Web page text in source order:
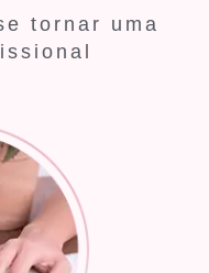
tornar uma